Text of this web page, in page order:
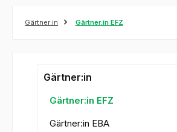
Gärtner:in Gärtner:in EFZ
Gärtner:in
Gärtner:in EFZ
Gärtner:in EBA